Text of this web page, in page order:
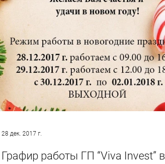
Графир работы ГП “Viva Invest” в
28 дек. 2017 г.